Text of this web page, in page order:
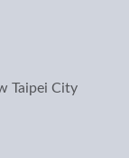
Taipei City